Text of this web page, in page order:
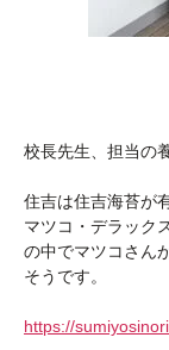
校長先生、担当の
住吉は住吉海苔が
マツコ・デラック
の中でマツコさん
そうです。
https://